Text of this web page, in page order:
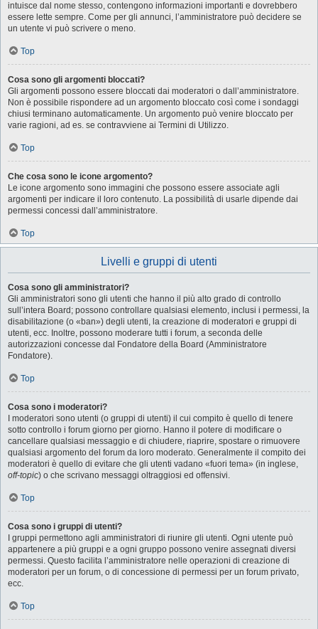
intuisce dal nome stesso, contengono informazioni importanti e dovrebbero
essere lette sempre. Come per gli annunci, l’amministratore può decidere se
un utente vi può scrivere o meno.
Top
Cosa sono gli argomenti bloccati?
Gli argomenti possono essere bloccati dai moderatori o dall’amministratore.
Non è possibile rispondere ad un argomento bloccato così come i sondaggi
chiusi terminano automaticamente. Un argomento può venire bloccato per
varie ragioni, ad es. se contravviene ai Termini di Utilizzo.
Top
Che cosa sono le icone argomento?
Le icone argomento sono immagini che possono essere associate agli
argomenti per indicare il loro contenuto. La possibilità di usarle dipende dai
permessi concessi dall’amministratore.
Top
Livelli e gruppi di utenti
Cosa sono gli amministratori?
Gli amministratori sono gli utenti che hanno il più alto grado di controllo
sull’intera Board; possono controllare qualsiasi elemento, inclusi i permessi, la
disabilitazione (o «ban») degli utenti, la creazione di moderatori e gruppi di
utenti, ecc. Inoltre, possono moderare tutti i forum, a seconda delle
autorizzazioni concesse dal Fondatore della Board (Amministratore
Fondatore).
Top
Cosa sono i moderatori?
I moderatori sono utenti (o gruppi di utenti) il cui compito è quello di tenere
sotto controllo i forum giorno per giorno. Hanno il potere di modificare o
cancellare qualsiasi messaggio e di chiudere, riaprire, spostare o rimuovere
qualsiasi argomento del forum da loro moderato. Generalmente il compito dei
moderatori è quello di evitare che gli utenti vadano «fuori tema» (in inglese,
off-topic) o che scrivano messaggi oltraggiosi ed offensivi.
Top
Cosa sono i gruppi di utenti?
I gruppi permettono agli amministratori di riunire gli utenti. Ogni utente può
appartenere a più gruppi e a ogni gruppo possono venire assegnati diversi
permessi. Questo facilita l’amministratore nelle operazioni di creazione di
moderatori per un forum, o di concessione di permessi per un forum privato,
ecc.
Top